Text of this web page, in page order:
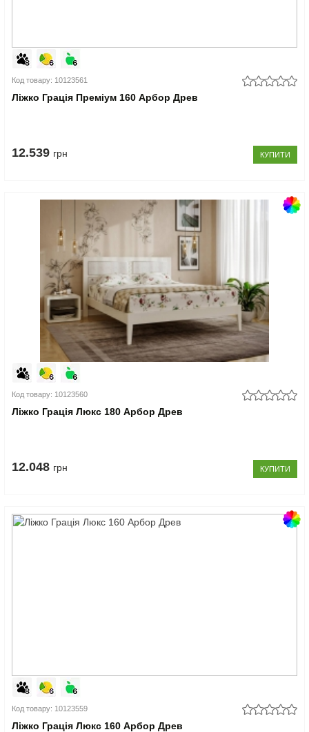
Код товару: 10123561
Ліжко Грація Преміум 160 Арбор Древ
12.539 грн КУПИТИ
Код товару: 10123560
Ліжко Грація Люкс 180 Арбор Древ
12.048 грн КУПИТИ
Код товару: 10123559
Ліжко Грація Люкс 160 Арбор Древ